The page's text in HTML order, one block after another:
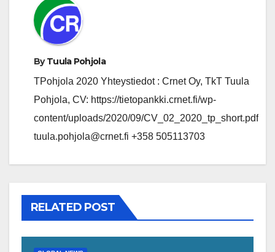
ByTuula Pohjola
TPohjola 2020 Yhteystiedot : Crnet Oy, TkT Tuula
Pohjola, CV: https://tietopankki.crnet.fi/wp-
content/uploads/2020/09/CV_02_2020_tp_short.pdf
tuula.pohjola@crnet.fi +358 505113703
RELATED POST